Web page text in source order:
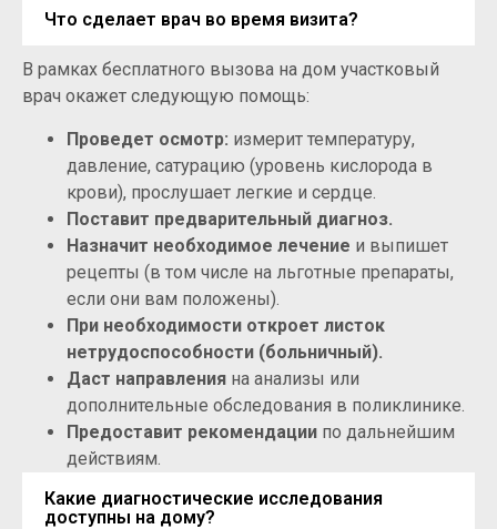
Что сделает врач во время визита?
В рамках бесплатного вызова на дом участковый
врач окажет следующую помощь:
Проведет осмотр: измерит температуру,
давление, сатурацию (уровень кислорода в
крови), прослушает легкие и сердце.
Поставит предварительный диагноз.
Назначит необходимое лечение и выпишет
рецепты (в том числе на льготные препараты,
если они вам положены).
При необходимости откроет листок
нетрудоспособности (больничный).
Даст направления на анализы или
дополнительные обследования в поликлинике.
Предоставит рекомендации по дальнейшим
действиям.
Какие диагностические исследования
доступны на дому?